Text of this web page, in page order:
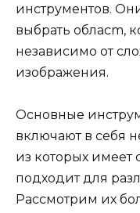
инструментов.
выбрать обласm,
независимо от
изображения.
Основные
включают в себя
из которых имеет
подходит для
Рассмотрим их